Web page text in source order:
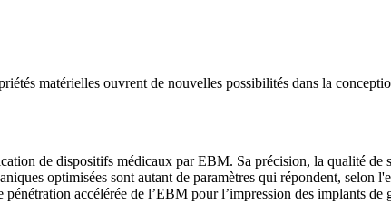
matérielles ouvrent de nouvelles possibilités dans la
de dispositifs médicaux par EBM. Sa précision, la qualité de
optimisées sont autant de paramètres qui répondent, selon
accélérée de l’EBM pour l’impression des implants de